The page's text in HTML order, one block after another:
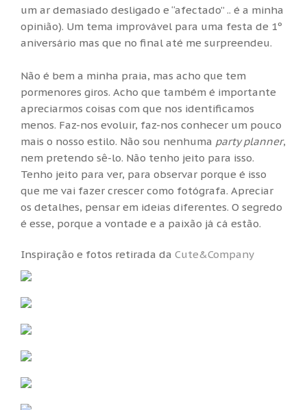
um ar demasiado desligado e “afectado” .. é a minha
opinião). Um tema improvável para uma festa de 1º
aniversário mas que no final até me surpreendeu.
Não é bem a minha praia, mas acho que tem
pormenores giros. Acho que também é importante
apreciarmos coisas com que nos identificamos
menos. Faz-nos evoluir, faz-nos conhecer um pouco
mais o nosso estilo. Não sou nenhuma party planner,
nem pretendo sê-lo. Não tenho jeito para isso.
Tenho jeito para ver, para observar porque é isso
que me vai fazer crescer como fotógrafa. Apreciar
os detalhes, pensar em ideias diferentes. O segredo
é esse, porque a vontade e a paixão já cá estão.
Inspiração e fotos retirada da Cute&Company